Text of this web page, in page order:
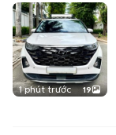
1 phút trước 19